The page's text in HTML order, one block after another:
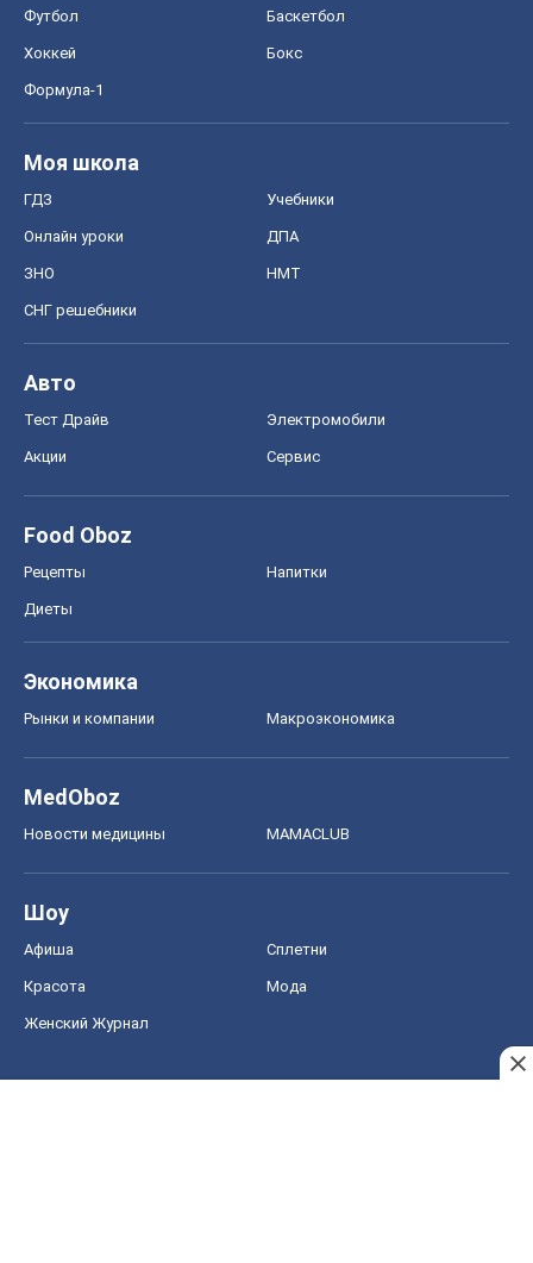
Футбол Баскетбол
Хоккей Бокс
Формула-1
Моя школа
ГДЗ Учебники
Онлайн уроки ДПА
ЗНО НМТ
СНГ решебники
Авто
Тест Драйв Электромобили
Акции Сервис
Food Oboz
Рецепты Напитки
Диеты
Экономика
Рынки и компании Mакроэкономика
MedOboz
Новости медицины MAMACLUB
Шоу
Афиша Сплетни
Красота Мода
Женский Журнал